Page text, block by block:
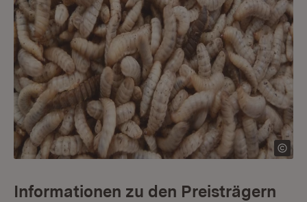
Informationen zu den Preisträgern